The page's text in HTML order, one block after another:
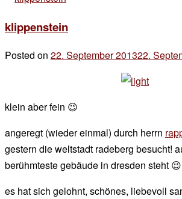
klippenstein
Posted on 22. September 201322.
klein aber fein 😉
angeregt (wieder einmal) durch herrn
gestern die weltstadt radeberg besucht!
berühmteste gebäude in dresden steht 😉
es hat sich gelohnt, schönes, liebevoll